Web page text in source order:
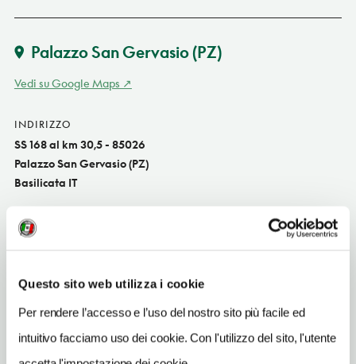
Questo sito web utilizza i cookie
Per rendere l’accesso e l’uso del nostro sito più facile ed
intuitivo facciamo uso dei cookie. Con l'utilizzo del sito, l'utente
Palazzo San Gervasio(PZ)
Vedi su Google Maps
INDIRIZZO
SS 168 al km 30,5 - 85026
Palazzo San Gervasio (PZ)
Basilicata IT
www.hotelvillaester.it
info@hotelvillaester.it
TELEFONO
097245845